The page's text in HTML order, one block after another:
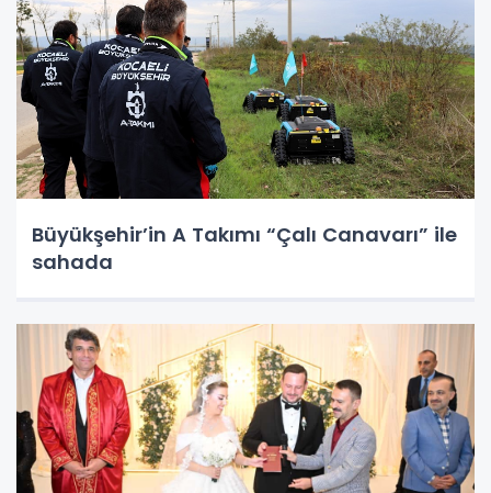
Büyükşehir’in A Takımı “Çalı Canavarı” ile
sahada